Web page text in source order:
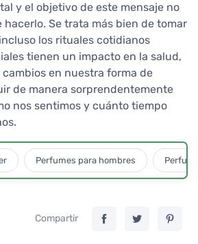
y el objetivo de este mensaje no
hacerlo. Se trata más bien de tomar
los rituales cotidianos
tienen un impacto en la salud,
en nuestra forma de
de manera sorprendentemente
nos sentimos y cuánto tiempo
Perfumes para hombres
Compartir